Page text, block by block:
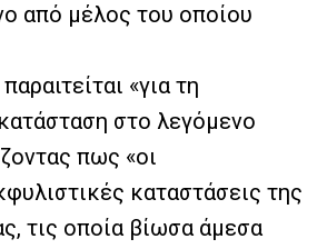
από μέλος του οποίου
«για τη
στο λεγόμενο
πως «οι
καταστάσεις της
τις οποία βίωσα άμεσα